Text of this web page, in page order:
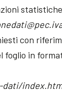
con
foglio in